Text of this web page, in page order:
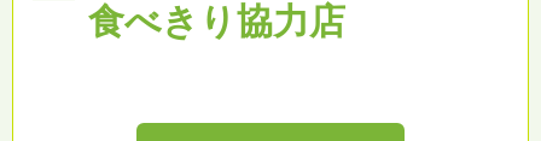
食べきり協力店